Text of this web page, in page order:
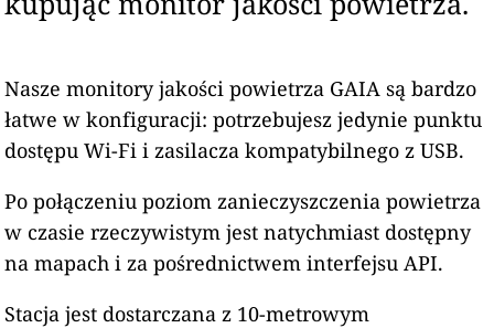
Nasze monitory jakości powietrza GAIA są bardzo
łatwe w konfiguracji: potrzebujesz jedynie punktu
dostępu Wi-Fi i zasilacza kompatybilnego z USB.
Po połączeniu poziom zanieczyszczenia powietrza
w czasie rzeczywistym jest natychmiast dostępny
na mapach i za pośrednictwem interfejsu API.
Stacja jest dostarczana z 10-metrowym